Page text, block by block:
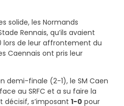
solide, les Normands
Rennais, qu’ils avaient
lors de leur affrontement du
Caennais ont pris leur
demi-finale (2-1), le SM Caen
au SRFC et a su faire la
s’imposant 1-0 pour